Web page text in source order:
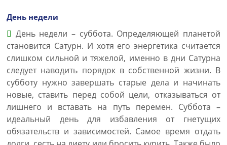
День недели
День недели – суббота. Определяющей планетой
становится Сатурн. И хотя его энергетика считается
слишком сильной и тяжелой, именно в дни Сатурна
следует наводить порядок в собственной жизни. В
субботу нужно завершать старые дела и начинать
новые, ставить перед собой цели, отказываться от
лишнего и вставать на путь перемен. Суббота –
идеальный день для избавления от гнетущих
обязательств и зависимостей. Самое время отдать